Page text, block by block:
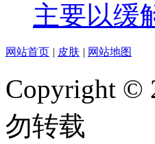
主要以缓
网站首页 | 皮肤 | 网站地图
Copyright ©
勿转载